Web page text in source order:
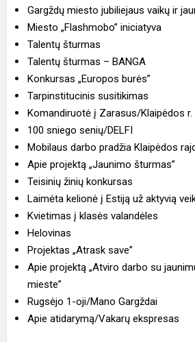
Gargždų miesto jubiliejaus vaikų ir
Miesto „Flashmobo” iniciatyva
Talentų šturmas
Talentų šturmas – BANGA
Konkursas „Europos burės”
Tarpinstitucinis susitikimas
Komandiruotė į Zarasus/Klaipėdos r.
100 sniego senių/DELFI
Mobilaus darbo pradžia Klaipėdos
Apie projektą „Jaunimo šturmas”
Teisinių žinių konkursas
Laimėta kelionė į Estiją už aktyvią
Kvietimas į klasės valandėles
Helovinas
Projektas „Atrask save”
Apie projektą „Atviro darbo su
mieste”
Rugsėjo 1-oji/Mano Gargždai
Apie atidarymą/Vakarų ekspresas